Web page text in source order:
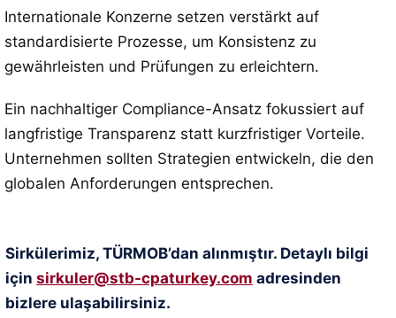
Internationale Konzerne setzen verstärkt auf
standardisierte Prozesse, um Konsistenz zu
gewährleisten und Prüfungen zu erleichtern.
Ein nachhaltiger Compliance-Ansatz fokussiert auf
langfristige Transparenz statt kurzfristiger Vorteile.
Unternehmen sollten Strategien entwickeln, die den
globalen Anforderungen entsprechen.
Sirkülerimiz, TÜRMOB’dan alınmıştır. Detaylı bilgi
için sirkuler@stb-cpaturkey.com adresinden
bizlere ulaşabilirsiniz.